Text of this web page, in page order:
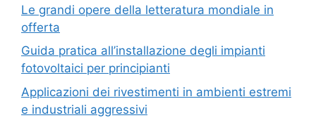
Le grandi opere della letteratura mondiale in
offerta
Guida pratica all’installazione degli impianti
fotovoltaici per principianti
Applicazioni dei rivestimenti in ambienti estremi
e industriali aggressivi